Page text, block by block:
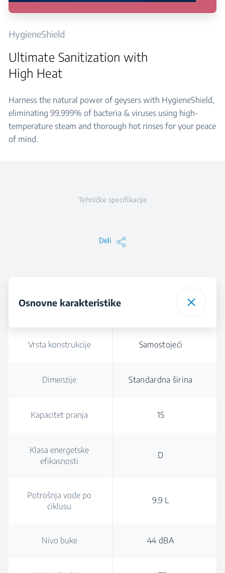
HygieneShield
Ultimate Sanitization with
High Heat
Harness the natural power of geysers with HygieneShield,
eliminating 99.999% of bacteria & viruses using high-
temperature steam and thorough hot rinses for your peace
of mind.
Tehničke specifikacije
Deli
Osnovne karakteristike
Vrsta konstrukcije Samostojeći
Dimenzije Standardna širina
Kapacitet pranja 15
Klasa energetske
efikasnosti
D
Potrošnja vode po
ciklusu
9.9 L
Nivo buke 44 dBA